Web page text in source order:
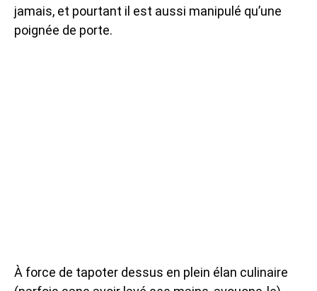
jamais, et pourtant il est aussi manipulé qu’une
poignée de porte.
À force de tapoter dessus en plein élan culinaire